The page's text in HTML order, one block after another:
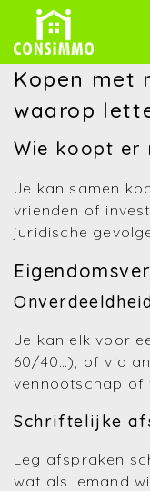
Kopen met
waarop
Wie koopt er
Je kan samen
vrienden of
juridische
Je kan elk voor
60/40…), of via
vennootschap of
Schriftelijke
Leg afspraken
wat als iemand